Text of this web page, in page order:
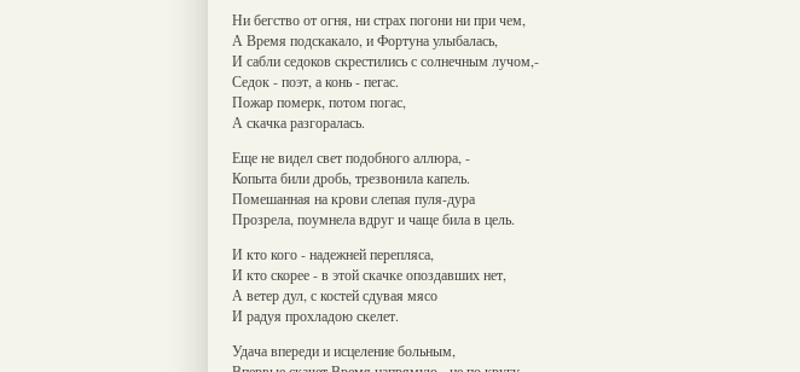
Ни бегство от огня, ни страх погони ни при чем,
А Время подскакало, и Фортуна улыбалась,
И сабли седоков скрестились с солнечным лучом,-
Седок - поэт, а конь - пегас.
Пожар померк, потом погас,
А скачка разгоралась.
Еще не видел свет подобного аллюра, -
Копыта били дробь, трезвонила капель.
Помешанная на крови слепая пуля-дура
Прозрела, поумнела вдруг и чаще била в цель.
И кто кого - надежней перепляса,
И кто скорее - в этой скачке опоздавших нет,
А ветер дул, с костей сдувая мясо
И радуя прохладою скелет.
Удача впереди и исцеление больным,